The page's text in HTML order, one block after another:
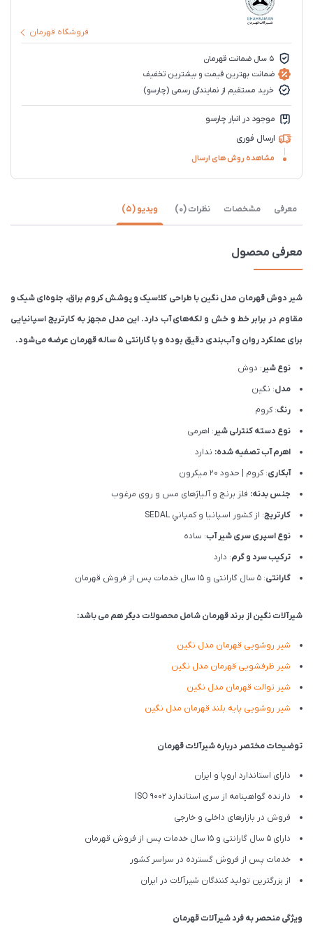
فروشگاه قهرمان
5 سال ضمانت قهرمان
ضمانت بهترین قیمت و بیشترین تخفیف
خرید مستقیم از نمایندگی رسمی (چارسو)
موجود در انبار چارسو
ارسال فوری
مشاهده روش های ارسال
معرفی مشخصات نظرات (0) ویدیو (5)
معرفی محصول
شیر دوش قهرمان مدل نگین با طراحی کلاسیک و پوشش کروم براق، جلوه‌ای شیک و
مقاوم در برابر خط و خش و لکه‌های آب دارد. این مدل مجهز به کارتریج اسپانیایی
برای عملکرد روان و آب‌بندی دقیق بوده و با گارانتی ۵ ساله قهرمان عرضه می‌شود.
نوع شیر: دوش
مدل: نگین
رنگ: کروم
نوع دسته کنترلی شیر: اهرمی
اهرم آب تصفیه شده: ندارد
آبکاری: کروم | حدود 20 میکرون
جنس بدنه: فلز برنج و آلیاژهای مس و روی مرغوب
کارتریج: از كشور اسپانيا و كمپاني SEDAL
نوع اسپری سری شیر آب: ساده
ترکیب سرد و گرم: دارد
گارانتی: 5 سال گارانتی و 15 سال خدمات پس از فروش قهرمان
شیرآلات نگین از برند قهرمان شامل محصولات دیگر هم می باشد:
شیر روشویی قهرمان مدل نگین
شیر ظرفشویی قهرمان مدل نگین
شیر توالت قهرمان مدل نگین
شیر روشویی پایه بلند قهرمان مدل نگین
توضیحات مختصر درباره شیرآلات قهرمان
دارای استاندارد اروپا و ایران
دارنده گواهینامه از سری استاندارد ISO 9002
فروش در بازارهای داخلی و خارجی
دارای 5 سال گارانتی و 15 سال خدمات پس از فروش قهرمان
خدمات پس از فروش گسترده در سراسر کشور
از بزرگترین تولید کنندگان شیرآلات در ایران
ویژگی منحصر به فرد شیرآلات قهرمان